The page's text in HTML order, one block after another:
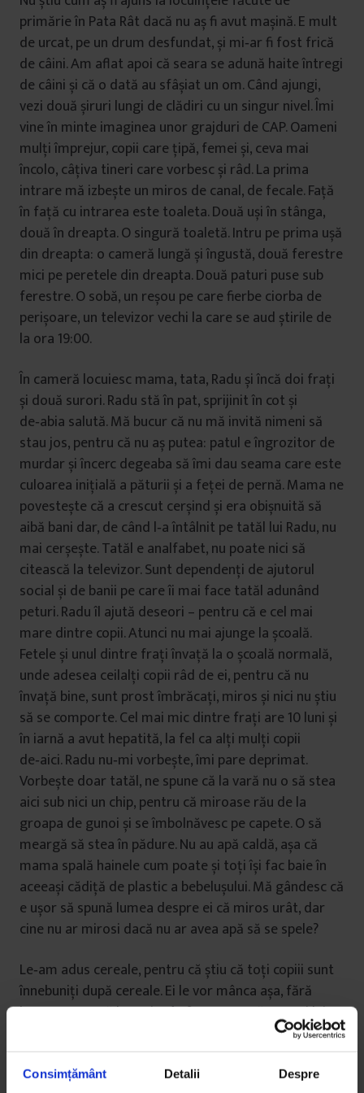
Consimțământ Detalii Despre
primărie în Pata Rât dacă nu aș fi avut mașină. E mult
de urcat, pe un drum desfundat, și mi‑ar fi fost frică
de câini. Am aflat apoi că seara se adună haite întregi
de câini și că o dată au sfâșiat un om. Când ajungi,
vezi două șiruri lungi de clădiri cu un singur nivel. Îmi
vine în minte imaginea unor grajduri de CAP. Oameni
mulți împrejur, copii care țipă, femei și, ceva mai
încolo, câțiva tineri care vorbesc și râd. La prima
intrare mă izbește un miros de canal, de fecale. Față
în față cu intrarea este toaleta. Două uși în stânga,
două în dreapta. O singură toaletă. Intru pe prima ușă
din dreapta: o cameră lungă și îngustă, două ferestre
mici pe peretele din dreapta. Două paturi puse sub
ferestre. O sobă, un reșou pe care fierbe ciorba de
perișoare, un televizor vechi la care se aud știrile de
la ora 19:00.
În cameră locuiesc mama, tata, Radu și încă doi frați
și două surori. Radu stă în pat, sprijinit în cot și
de‑abia salută. Mă bucur că nu mă invită nimeni să
stau jos, pentru că nu aș putea: patul e îngrozitor de
murdar și încerc degeaba să îmi dau seama care este
culoarea inițială a păturii și a feței de pernă. Mama ne
povestește că a crescut cerșind și era obișnuită să
aibă bani dar, de când l‑a întâlnit pe tatăl lui Radu, nu
mai cerșește. Tatăl e analfabet, nu poate nici să
citească la televizor. Sunt dependenți de ajutorul
social și de banii pe care îi mai face tatăl adunând
peturi. Radu îl ajută deseori – pentru că e cel mai
mare dintre copii. Atunci nu mai ajunge la școală.
Fetele și unul dintre frați învață la o școală normală,
unde adesea ceilalți copii râd de ei, pentru că nu
învață bine, sunt prost îmbrăcați, miros și nici nu știu
să se comporte. Cel mai mic dintre frați are 10 luni și
în iarnă a avut hepatită, la fel ca alți mulți copii
de‑aici. Radu nu‑mi vorbește, îmi pare deprimat.
Vorbește doar tatăl, ne spune că la vară nu o să stea
aici sub nici un chip, pentru că miroase rău de la
groapa de gunoi și se îmbolnăvesc pe capete. O să
meargă să stea în pădure. Nu au apă caldă, așa că
mama spală hainele cum poate și toți își fac baie în
aceeași cădiță de plastic a bebelușului. Mă gândesc că
e ușor să spună lumea despre ei că miros urât, dar
cine nu ar mirosi dacă nu ar avea apă să se spele?
Le‑am adus cereale, pentru că știu că toți copiii sunt
înnebuniți după cereale. Ei le vor mânca așa, fără
lapte. Pentru că lapte iau în fiecare seară, cu trei lei un
litru, de la o femeie din vale, dar e doar pentru
bebeluș, pentru ceilalți copii nu‑și permit.